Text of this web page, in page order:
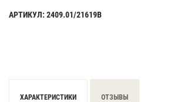
АРТИКУЛ: 2409.01/21619В
ХАРАКТЕРИСТИКИ ОТЗЫВЫ